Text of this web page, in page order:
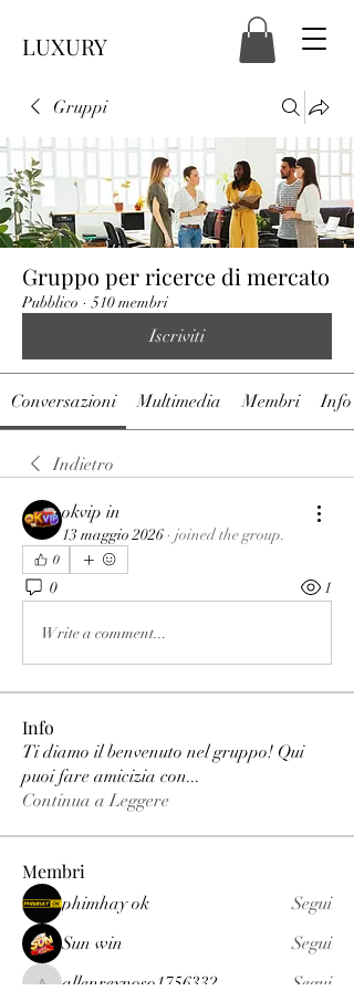
LUXURY
Gruppi
Gruppo per ricerce di mercato
Pubblico · 510 membri
Iscriviti
Conversazioni Multimedia Membri Info
Indietro
okvip in
13 maggio 2026 · joined the group.
0
0 1
Write a comment...
Info
Ti diamo il benvenuto nel gruppo! Qui
puoi fare amicizia con...
Continua a Leggere
Membri
phimhay ok
Segui
Sun win
Segui
allenreynoso1756332 Segui